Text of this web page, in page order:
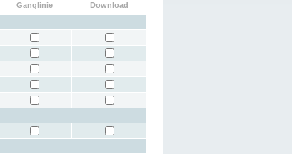
Ganglinie
Download